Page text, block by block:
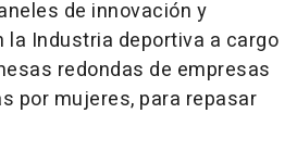
de innovación y
la Industria deportiva a cargo
redondas de empresas
por mujeres, para repasar